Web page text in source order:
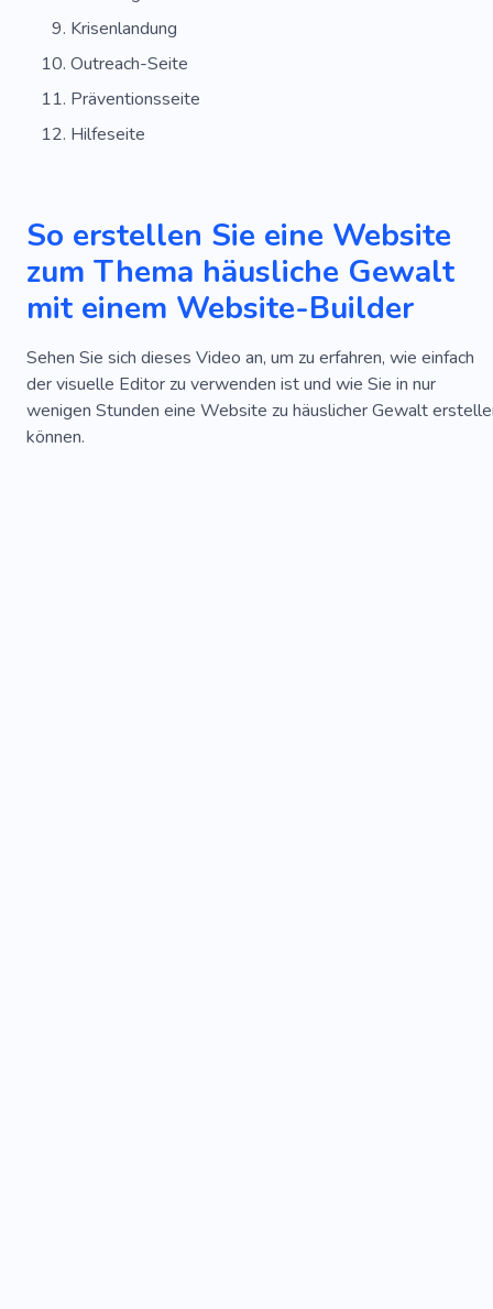
Krisenlandung
Outreach-Seite
Präventionsseite
Hilfeseite
So erstellen Sie eine Website
zum Thema häusliche Gewalt
mit einem Website-Builder
Sehen Sie sich dieses Video an, um zu erfahren, wie einfach
der visuelle Editor zu verwenden ist und wie Sie in nur
wenigen Stunden eine Website zu häuslicher Gewalt
können.